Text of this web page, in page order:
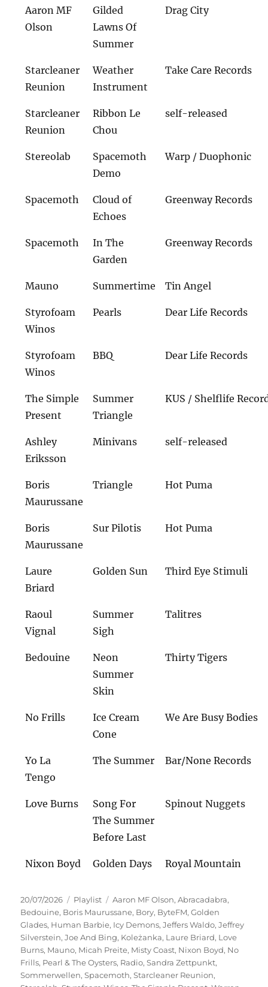
Aaron MF
Olson
Gilded
Lawns Of
Summer
Drag City
Starcleaner
Reunion
Weather
Instrument
Take Care Records
Starcleaner
Reunion
Ribbon Le
Chou
self-released
Stereolab
Spacemoth
Demo
Warp / Duophonic
Spacemoth
Cloud of
Echoes
Greenway Records
Spacemoth
In The
Garden
Greenway Records
Mauno Summertime Tin Angel
Styrofoam
Winos
Pearls Dear Life Records
Styrofoam
Winos
BBQ Dear Life Records
The Simple
Present
Summer
Triangle
KUS / Shelflife
Ashley
Eriksson
Minivans self-released
Boris
Maurussane
Triangle Hot Puma
Boris
Maurussane
Sur Pilotis Hot Puma
Laure
Briard
Golden Sun Third Eye Stimuli
Raoul
Vignal
Summer
Sigh
Talitres
Bedouine
Neon
Summer
Skin
Thirty Tigers
No Frills
Ice Cream
Cone
We Are Busy Bodies
Yo La
Tengo
The Summer Bar/None Records
Love Burns
Song For
The Summer
Before Last
Spinout Nuggets
Nixon Boyd Golden Days Royal Mountain
Veröffentlicht
am
20/07/2026 Kategorien
Playlist Schlagwörter
Aaron MF Olson,Abracadabra,
Bedouine, Boris Maurussane, Bory, ByteFM,Golden
Glades, Human Barbie, Icy Demons,Jeffers Waldo,Jeffrey
Silverstein,Joe And Bing, Koleżanka, Laure Briard, Love
Burns, Mauno, Micah Preite, Misty Coast, Nixon Boyd, No
Frills, Pearl & The Oysters, Radio,Sandra Zettpunkt,
Sommerwellen,Spacemoth,Starcleaner Reunion,